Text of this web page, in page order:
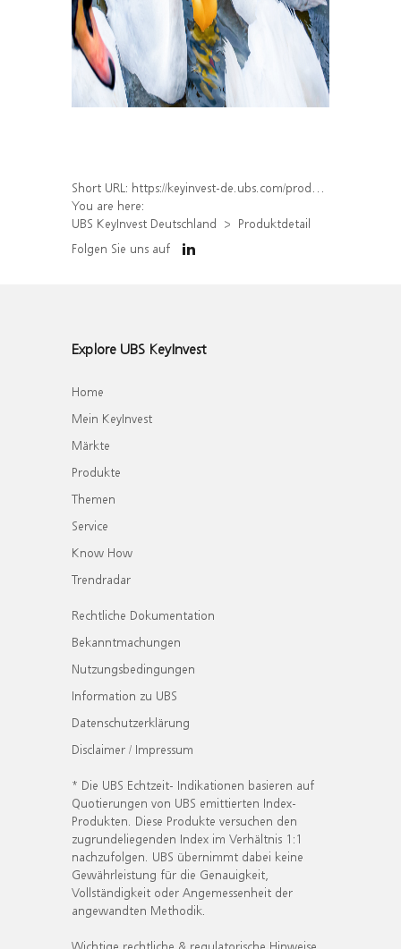
Short URL: https://keyinvest-de.ubs.com/produkt/detail/index/isin/DE000WA6NT88
You are here:
UBS KeyInvest Deutschland
Produktdetail
Folgen Sie uns auf
Explore UBS KeyInvest
Home
Mein KeyInvest
Märkte
Produkte
Themen
Service
Know How
Trendradar
Rechtliche Dokumentation
Bekanntmachungen
Nutzungsbedingungen
Information zu UBS
Datenschutzerklärung
Disclaimer / Impressum
* Die UBS Echtzeit- Indikationen basieren auf
Quotierungen von UBS emittierten Index-
Produkten. Diese Produkte versuchen den
zugrundeliegenden Index im Verhältnis 1:1
nachzufolgen. UBS übernimmt dabei keine
Gewährleistung für die Genauigkeit,
Vollständigkeit oder Angemessenheit der
angewandten Methodik.